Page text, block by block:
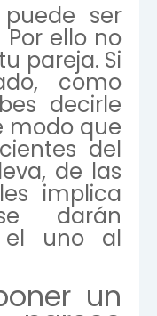
ser
ello no
pareja. Si
como
decirle
modo que
del
de las
implica
darán
el uno al
un